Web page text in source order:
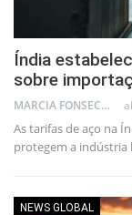
Índia
sobre
MARCIA FONSECA - FINANCIAL CONSULTANT
As tarifas de aço na
protegem a indústria
NEWS GLOBAL